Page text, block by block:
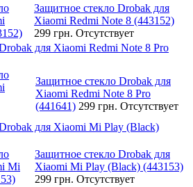
Защитное стекло Drobak для
Xiaomi Redmi Note 8 (443152)
299 грн. Отсутствует
для Xiaomi Redmi Note 8 Pro
Защитное стекло Drobak для
Xiaomi Redmi Note 8 Pro
(441641) 299 грн. Отсутствует
для Xiaomi Mi Play (Black)
Защитное стекло Drobak для
Xiaomi Mi Play (Black) (443153)
299 грн. Отсутствует